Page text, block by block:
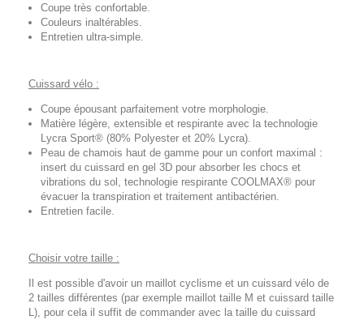
Coupe très confortable.
Couleurs inaltérables.
Entretien ultra-simple.
Cuissard vélo :
Coupe épousant parfaitement votre morphologie.
Matière légère, extensible et respirante avec la technologie
Lycra Sport® (80% Polyester et 20% Lycra).
Peau de chamois haut de gamme pour un confort maximal :
insert du cuissard en gel 3D pour absorber les chocs et
vibrations du sol, technologie respirante COOLMAX® pour
évacuer la transpiration et traitement antibactérien.
Entretien facile.
Choisir votre taille :
Il est possible d'avoir un maillot cyclisme et un cuissard vélo de
2 tailles différentes (par exemple maillot taille M et cuissard taille
L), pour cela il suffit de commander avec la taille du cuissard